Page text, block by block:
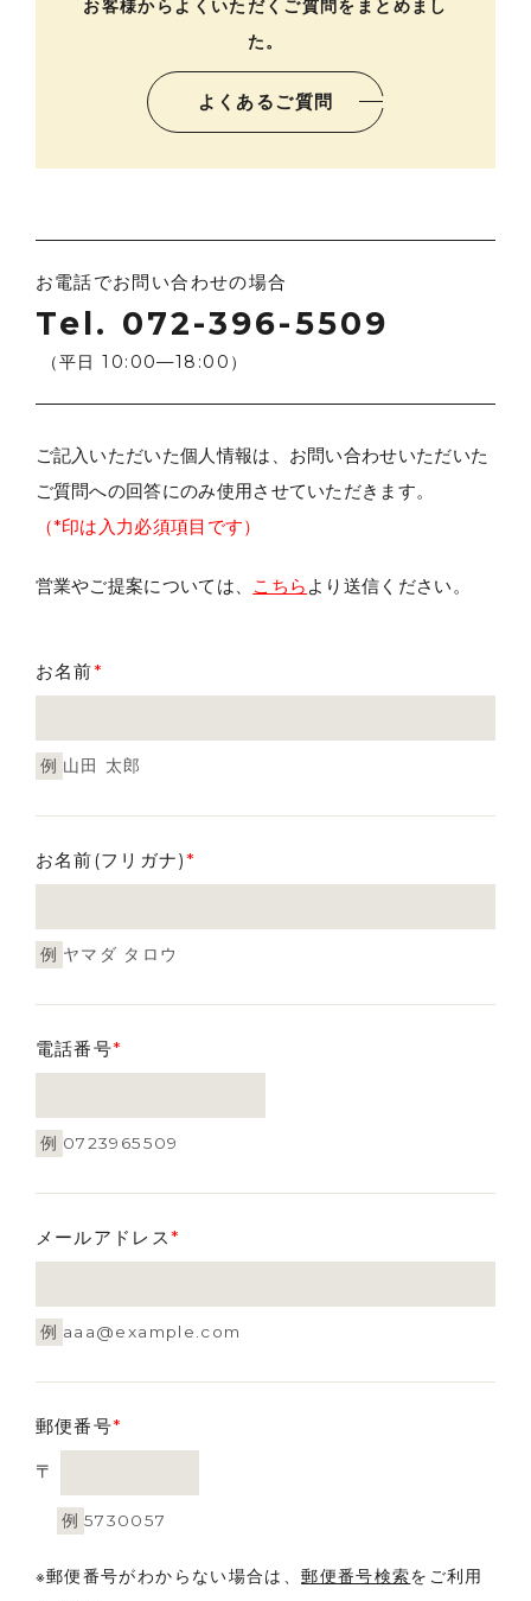
お客様からよくいただくご質問をまとめまし
た。
よくあるご質問
お電話でお問い合わせの場合
Tel. 072-396-5509
（平日 10:00­­—18:00）
ご記入いただいた個人情報は、お問い合わせいただいた
ご質問への回答にのみ使用させていただきます。
（*印は入力必須項目です）
営業やご提案については、 こちら より送信ください。
お名前*
例 山田 太郎
お名前(フリガナ)*
例 ヤマダ タロウ
電話番号*
例 0723965509
メールアドレス*
例 aaa@example.com
郵便番号*
〒
例 5730057
※郵便番号がわからない場合は、郵便番号検索をご利用